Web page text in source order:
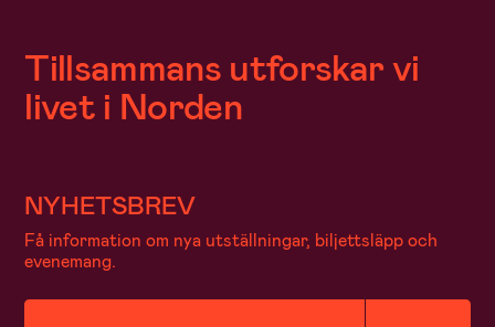
Tillsammans utforskar vi
livet i Norden
NYHETSBREV
Få information om nya utställningar, biljettsläpp och
evenemang.